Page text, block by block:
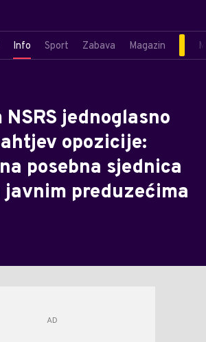
Info Sport Zabava Magazin
jednoglasno
opozicije:
posebna sjednica
javnim preduzećima